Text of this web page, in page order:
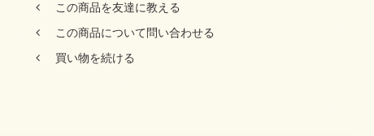
この商品を友達に教える
この商品について問い合わせる
買い物を続ける